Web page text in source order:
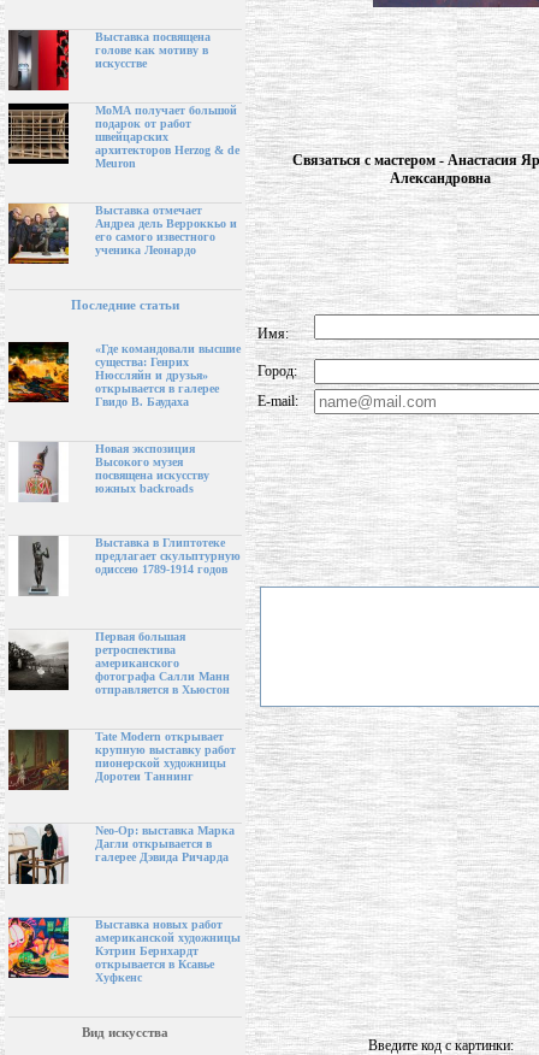
Выставка посвящена
голове как мотиву в
искусстве
МоМА получает большой
подарок от работ
швейцарских
архитекторов Herzog & de
Meuron
Выставка отмечает
Андреа дель Верроккьо и
его самого известного
ученика Леонардо
Последние статьи
«Где командовали высшие
существа: Генрих
Нюссляйн и друзья»
открывается в галерее
Гвидо В. Баудаха
Новая экспозиция
Высокого музея
посвящена искусству
южных backroads
Выставка в Глиптотеке
предлагает скульптурную
одиссею 1789-1914 годов
Первая большая
ретроспектива
американского
фотографа Салли Манн
отправляется в Хьюстон
Tate Modern открывает
крупную выставку работ
пионерской художницы
Доротеи Таннинг
Neo-Op: выставка Марка
Дагли открывается в
галерее Дэвида Ричарда
Выставка новых работ
американской художницы
Кэтрин Бернхардт
открывается в Ксавье
Хуфкенс
Вид искусства
Связаться с мастером - Анастасия
Александровна
Имя:
Город:
E-mail:
Введите код с картинки: